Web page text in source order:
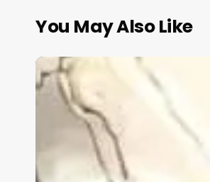
You May Also Like